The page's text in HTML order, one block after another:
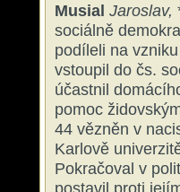
Musial Jaroslav,
sociálně
podíleli na
vstoupil do čs.
účastnil
pomoc
44 vězněn v
Karlově
Pokračoval v
postavil proti